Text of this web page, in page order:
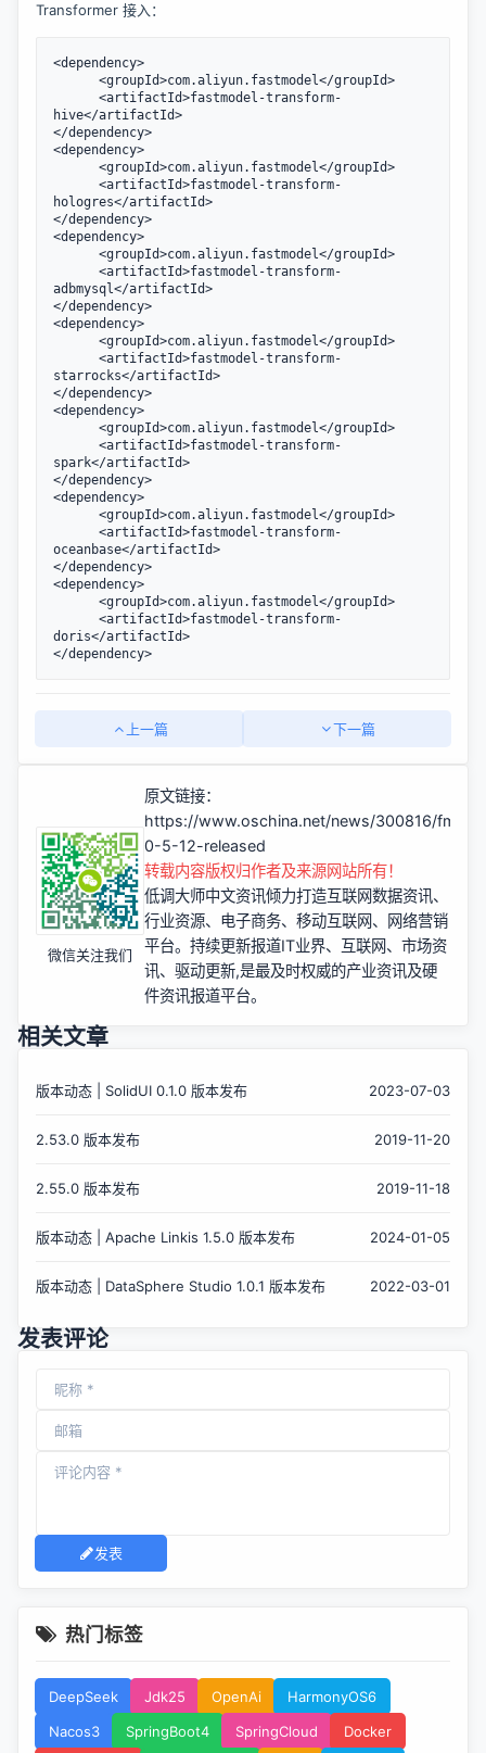
Transformer 接入：
<dependency>
hive</artifactId>
</dependency>
<dependency>
hologres</artifactId>
</dependency>
<dependency>
adbmysql</artifactId>
</dependency>
<dependency>
starrocks</artifactId>
</dependency>
<dependency>
spark</artifactId>
</dependency>
<dependency>
oceanbase</artifactId>
</dependency>
<dependency>
doris</artifactId>
</dependency>
上一篇 下一篇
微信关注我们
原文链接：
https://www.oschina.net/news/300816/fml-
0-5-12-released
转载内容版权归作者及来源网站所有！
低调大师中文资讯倾力打造互联网数据资讯、
行业资源、电子商务、移动互联网、网络营销
平台。持续更新报道IT业界、互联网、市场资
讯、驱动更新,是最及时权威的产业资讯及硬
件资讯报道平台。
相关文章
版本动态 | SolidUI 0.1.0 版本发布 2023-07-03
2.53.0 版本发布 2019-11-20
2.55.0 版本发布 2019-11-18
版本动态 | Apache Linkis 1.5.0 版本发布 2024-01-05
版本动态 | DataSphere Studio 1.0.1 版本发布 2022-03-01
发表评论
发表
热门标签
DeepSeek Jdk25 OpenAi
HarmonyOS6
Nacos3
SpringBoot4 SpringCloud Docker